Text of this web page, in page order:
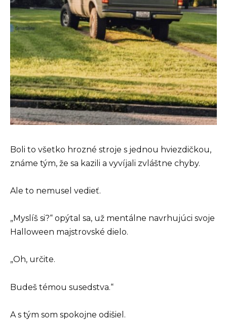
Boli to všetko hrozné stroje s jednou hviezdičkou,
známe tým, že sa kazili a vyvíjali zvláštne chyby.
Ale to nemusel vedieť.
„Myslíš si?“ opýtal sa, už mentálne navrhujúci svoje
Halloween majstrovské dielo.
„Oh, určite.
Budeš témou susedstva.“
A s tým som spokojne odišiel.